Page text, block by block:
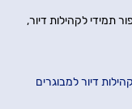
תמידי לקהילות דיור,
דיור למבוגרים